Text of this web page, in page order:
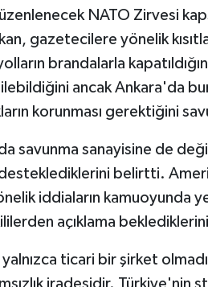
NATO Zirvesi
gazetecilere yönelik
brandalarla
ancak Ankara'da
korunması gerektiğini
savunma sanayisine de
desteklediklerini belirtti.
iddiaların kamuoyunda
açıklama
yalnızca ticari bir şirket